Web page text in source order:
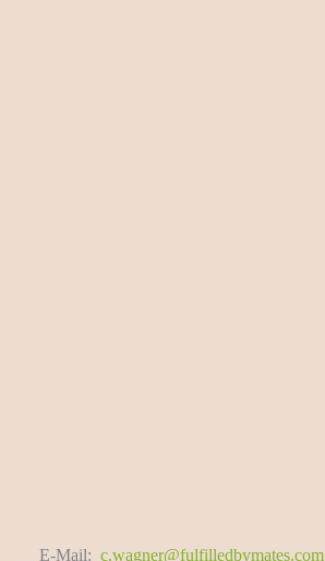
E-Mail: c.wagner@fulfilledbymates.com